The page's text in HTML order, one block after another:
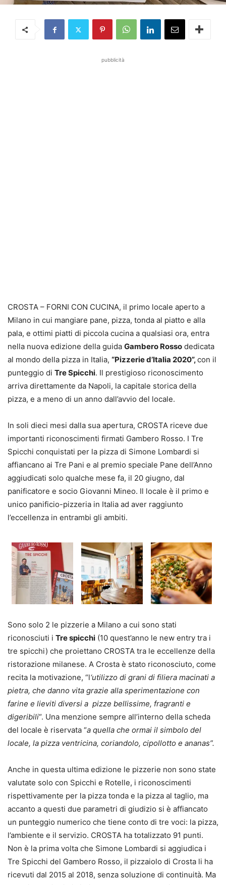
pubblicità
CROSTA – FORNI CON CUCINA, il primo locale aperto a
Milano in cui mangiare pane, pizza, tonda al piatto e alla
pala, e ottimi piatti di piccola cucina a qualsiasi ora, entra
nella nuova edizione della guida Gambero Rosso dedicata
al mondo della pizza in Italia, “Pizzerie d’Italia 2020”,con il
punteggio di Tre Spicchi. Il prestigioso riconoscimento
arriva direttamente da Napoli, la capitale storica della
pizza, e a meno di un anno dall’avvio del locale.
In soli dieci mesi dalla sua apertura, CROSTA riceve due
importanti riconoscimenti firmati Gambero Rosso. I Tre
Spicchi conquistati per la pizza di Simone Lombardi si
affiancano ai Tre Pani e al premio speciale Pane dell’Anno
aggiudicati solo qualche mese fa, il 20 giugno, dal
panificatore e socio Giovanni Mineo. Il locale è il primo e
unico panificio-pizzeria in Italia ad aver raggiunto
l’eccellenza in entrambi gli ambiti.
Sono solo 2 le pizzerie a Milano a cui sono stati
riconosciuti i Tre spicchi (10 quest’anno le new entry tra i
tre spicchi) che proiettano CROSTA tra le eccellenze della
ristorazione milanese. A Crosta è stato riconosciuto, come
recita la motivazione, “l‘utilizzo di grani di filiera macinati a
pietra, che danno vita grazie alla sperimentazione con
farine e lieviti diversi a pizze bellissime, fragranti e
digeribili“. Una menzione sempre all’interno della scheda
del locale è riservata “a quella che ormai il simbolo del
locale, la pizza ventricina, coriandolo, cipollotto e ananas”.
Anche in questa ultima edizione le pizzerie non sono state
valutate solo con Spicchi e Rotelle, i riconoscimenti
rispettivamente per la pizza tonda e la pizza al taglio, ma
accanto a questi due parametri di giudizio si è affiancato
un punteggio numerico che tiene conto di tre voci: la pizza,
l’ambiente e il servizio. CROSTA ha totalizzato 91 punti.
Non è la prima volta che Simone Lombardi si aggiudica i
Tre Spicchi del Gambero Rosso, il pizzaiolo di Crosta li ha
ricevuti dal 2015 al 2018, senza soluzione di continuità. Ma